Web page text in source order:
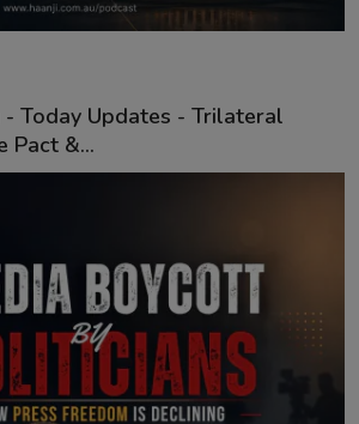
Today Updates - Trilateral
Pact &...